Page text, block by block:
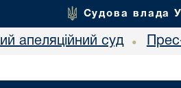
Судова влада
апеляційний суд •